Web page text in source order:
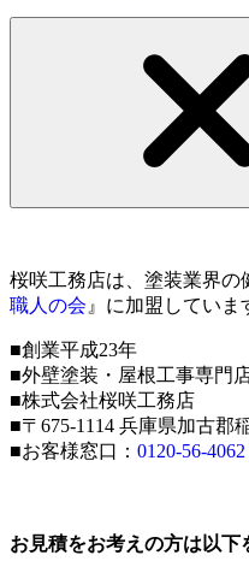
桜咲工務店は、塗装業界の
職人の会 』に加盟していま
■創業平成23年
■外壁塗装・屋根工事専門
■株式会社桜咲工務店
■〒675-1114 兵庫県加古郡
■お客様窓口： 0120-56-4062
お見積をお考えの方は以下